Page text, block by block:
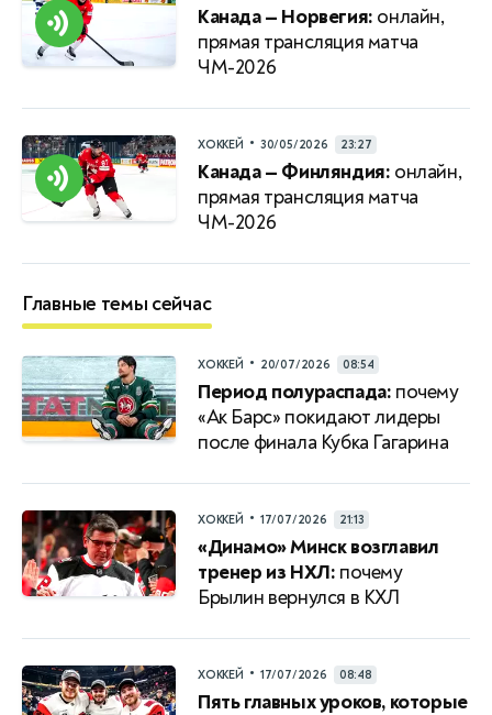
Канада — Норвегия: онлайн,
прямая трансляция матча
ЧМ-2026
ХОККЕЙ • 30/05/2026 23:27
Канада — Финляндия: онлайн,
прямая трансляция матча
ЧМ-2026
Главные темы сейчас
ХОККЕЙ • 20/07/2026 08:54
Период полураспада: почему
«Ак Барс» покидают лидеры
после финала Кубка Гагарина
ХОККЕЙ • 17/07/2026 21:13
«Динамо» Минск возглавил
тренер из НХЛ: почему
Брылин вернулся в КХЛ
ХОККЕЙ • 17/07/2026 08:48
Пять главных уроков, которые